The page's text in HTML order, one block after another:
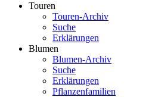
Touren
Touren-Archiv
Suche
Erklärungen
Blumen
Blumen-Archiv
Suche
Erklärungen
Pflanzenfamilien